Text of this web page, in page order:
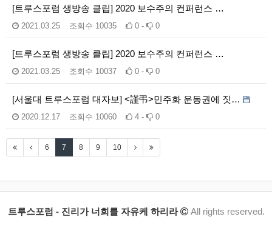
[트루스포럼 생방송 클립] 2020 보수주의 컨퍼런스 …
2021.03.25 조회수 10035 0 - 0
[트루스포럼 생방송 클립] 2020 보수주의 컨퍼런스 …
2021.03.25 조회수 10037 0 - 0
[서울대 트루스포럼 대자보] <謹弔>민주화 운동권에 짓…
2020.12.17 조회수 10060 4 - 0
6 7 8 9 10
트루스포럼 - 진리가 너희를 자유케 하리라 All rights reserved.